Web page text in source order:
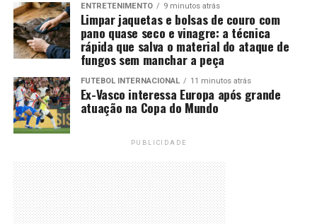
ENTRETENIMENTO 9 minutos atrás
Limpar jaquetas e bolsas de couro com
pano quase seco e vinagre: a técnica
rápida que salva o material do ataque de
fungos sem manchar a peça
FUTEBOL INTERNACIONAL 11 minutos atrás
Ex-Vasco interessa Europa após grande
atuação na Copa do Mundo
PUBLICIDADE